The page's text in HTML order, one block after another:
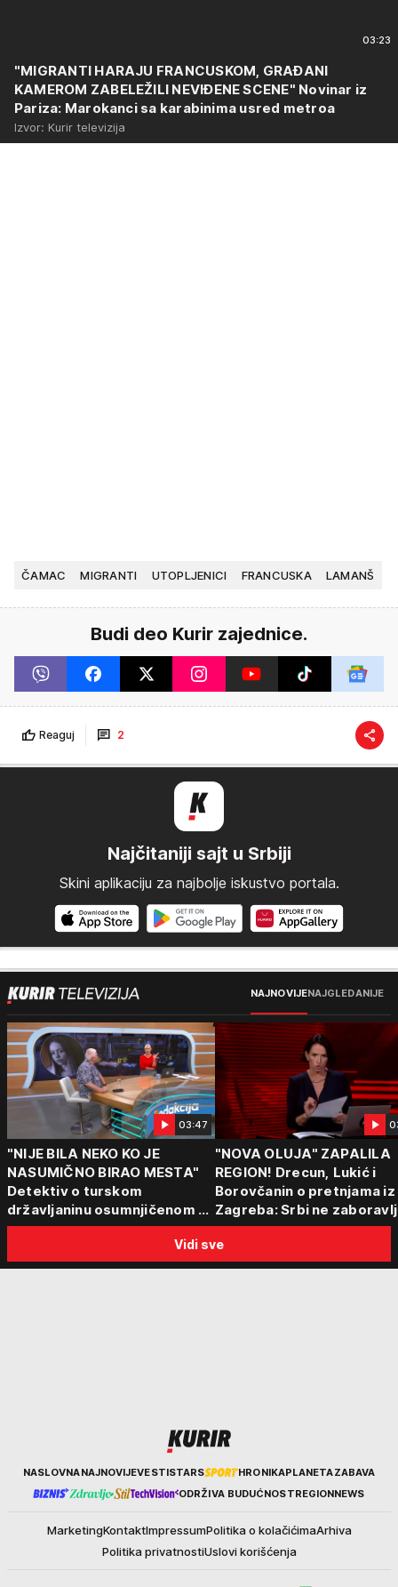
03:23
"MIGRANTI HARAJU FRANCUSKOM, GRAĐANI
KAMEROM ZABELEŽILI NEVIĐENE SCENE" Novinar iz
Pariza: Marokanci sa karabinima usred metroa
Izvor: Kurir televizija
ČAMAC MIGRANTI UTOPLJENICI FRANCUSKA LAMANŠ
Budi deo Kurir zajednice.
Reaguj 2
Najčitaniji sajt u Srbiji
Skini aplikaciju za najbolje iskustvo portala.
NAJNOVIJENAJGLEDANIJE
03:47
"NIJE BILA NEKO KO JE
NASUMIČNO BIRAO MESTA"
Detektiv o turskom
državljaninu osumnjičenom za
ubistvo Ruskinje (28): "Mogao
umetnik"
"NOVA OLUJA" ZAPALILA
REGION! Drecun, Lukić i
Borovčanin o pretnjama iz
Zagreba: Srbi ne
progon
Vidi sve
KurirNASLOVNANAJNOVIJEVESTISTARS HRONIKAPLANETAZABAVA
ODRŽIVA BUDUĆNOSTREGIONNEWS
MarketingKontaktImpressumPolitika o kolačićimaArhiva
Politika privatnostiUslovi korišćenja